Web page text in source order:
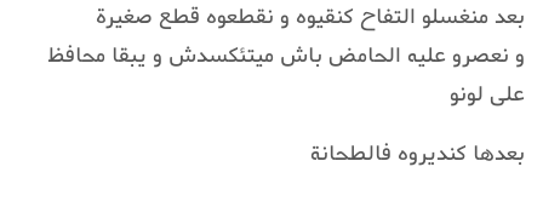
بعد منغسلو التفاح كنقيوه و نقطعوه قطع صغيرة
و نعصرو عليه الحامض باش ميتئكسدش و يبقا محافظ
على لونو
بعدها كنديروه فالطحانة